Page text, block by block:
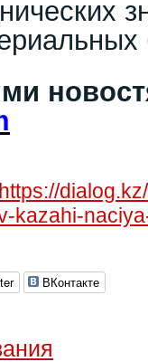
https://
kazahi-
ВКонтакте